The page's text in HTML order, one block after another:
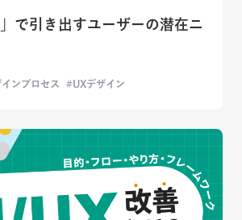
」で引き出すユーザーの潜在ニ
ンプロセス UXデザイン